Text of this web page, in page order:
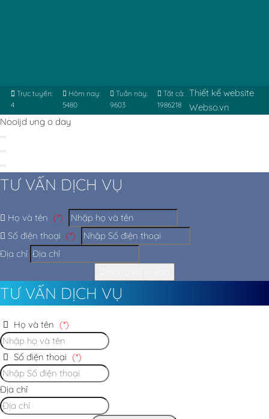
Trực tuyến:
4
Hôm nay:
5480
Tuần này:
9603
Tất cả:
1986218
Thiết kế website
Webso.vn
Nooijd ung o day
TƯ VẤN DỊCH VỤ
Họ và tên (*)
Số điện thoại (*)
Địa chỉ
TƯ VẤN DỊCH VỤ
Họ và tên (*)
Số điện thoại (*)
Địa chỉ